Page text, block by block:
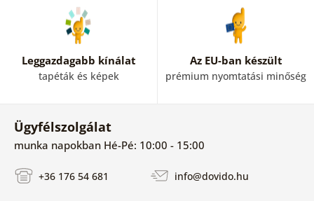
Leggazdagabb kínálat
tapéták és képek
Az EU-ban készült
prémium nyomtatási minőség
Ügyfélszolgálat
munka napokban Hé-Pé: 10:00 - 15:00
+36 176 54 681 info@dovido.hu